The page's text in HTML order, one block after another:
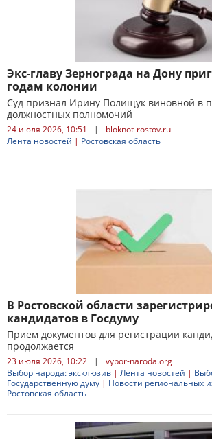
Экс-главу Зернограда на Дону
годам колонии
Суд признал Ирину Полищук виновной в
должностных полномочий
24 июля 2026, 10:51 |
bloknot-rostov.ru
Лента новостей | Ростовская область
В Ростовской области
кандидатов в Госдуму
Прием документов для регистрации
продолжается
23 июля 2026, 10:22 |
vybor-naroda.org
Выбор народа: эксклюзив | Лента новостей |
Государственную думу | Новости региональных
Ростовская область